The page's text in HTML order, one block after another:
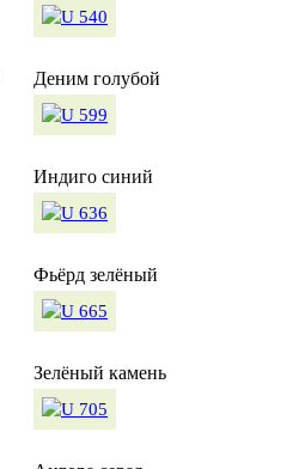
Деним голубой
Индиго синий
Фьёрд зелёный
Зелёный камень